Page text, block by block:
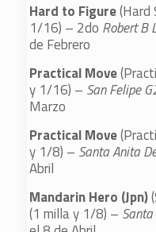
Hard to Figure(Hard
1/16) – 2do Robert B
de Febrero
Practical Move
y 1/16) – San Felipe
Marzo
Practical Move
y 1/8) – Santa Anita
Abril
Mandarin Hero (Jpn)
(1 milla y 1/8) –